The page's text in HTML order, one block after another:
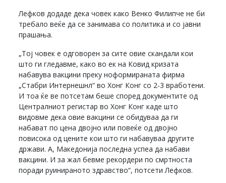
Лефков додаде дека човек како Венко Филипче не би
требало веќе да се занимава со политика и со јавни
прашања.
„Тој човек е одговорен за сите овие скандали кои
што ги гледавме, како во ек на Ковид кризата
набавува вакцини преку ноформираната фирма
„Стабри Интернешнл“ во Хонг Конг со 2-3 вработени.
И тоа ќе ве потсетам беше според документите од
Централниот регистар во Хонг Конг каде што
видовме дека овие вакцини се обидуваа да ги
набават по цена двојно или повеќе од двојно
повисока од цените кои што ги набавуваа другите
држави. А, Македонија последна успеа да набави
вакцини. И за жал бевме рекордери по смртноста
поради руинираното здравство“, потсети Лефков.